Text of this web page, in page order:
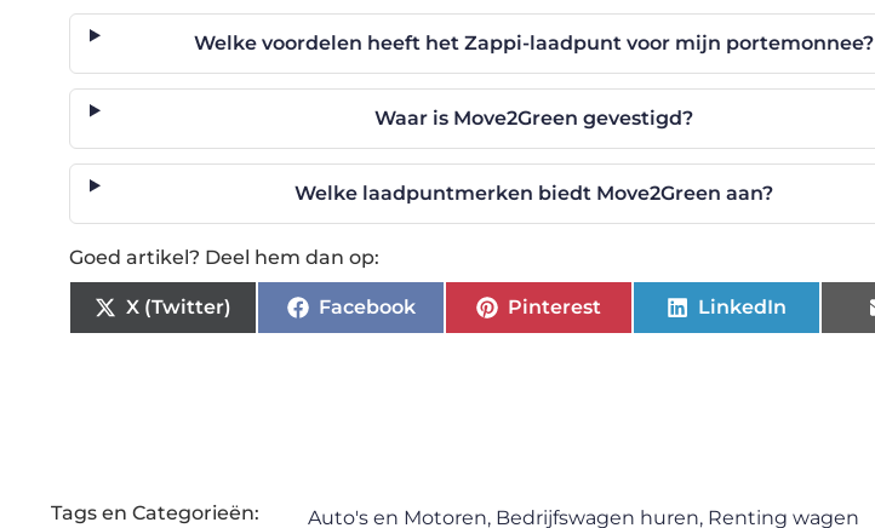
Welke voordelen heeft het Zappi-laadpunt voor mijn portemonnee?
Waar is Move2Green gevestigd?
Welke laadpuntmerken biedt Move2Green aan?
Goed artikel? Deel hem dan op:
X (Twitter) Facebook Pinterest LinkedIn
Tags en Categorieën: Auto's en Motoren, Bedrijfswagen huren, Renting wagen